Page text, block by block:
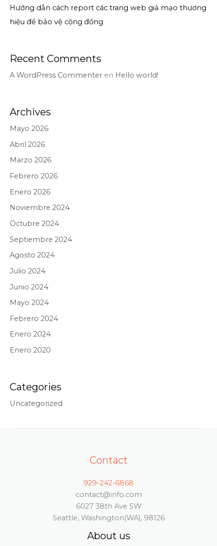
Hướng dẫn cách report các trang web giả mạo thương
hiệu để bảo vệ cộng đồng
Recent Comments
A WordPress Commenter en Hello world!
Archives
Mayo 2026
Abril 2026
Marzo 2026
Febrero 2026
Enero 2026
Noviembre 2024
Octubre 2024
Septiembre 2024
Agosto 2024
Julio 2024
Junio 2024
Mayo 2024
Febrero 2024
Enero 2024
Enero 2020
Categories
Uncategorized
Contact
929-242-6868
contact@info.com
6027 38th Ave SW
Seattle, Washington(WA), 98126
About us